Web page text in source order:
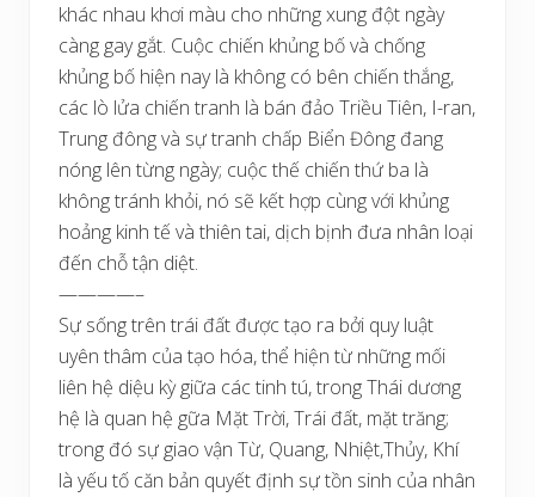
khác nhau khơi màu cho những xung đột ngày
càng gay gắt. Cuộc chiến khủng bố và chống
khủng bố hiện nay là không có bên chiến thắng,
các lò lửa chiến tranh là bán đảo Triều Tiên, I-ran,
Trung đông và sự tranh chấp Biển Đông đang
nóng lên từng ngày; cuộc thế chiến thứ ba là
không tránh khỏi, nó sẽ kết hợp cùng với khủng
hoảng kinh tế và thiên tai, dịch bịnh đưa nhân loại
đến chỗ tận diệt.
————–
Sự sống trên trái đất được tạo ra bởi quy luật
uyên thâm của tạo hóa, thể hiện từ những mối
liên hệ diệu kỳ giữa các tinh tú, trong Thái dương
hệ là quan hệ gữa Mặt Trời, Trái đất, mặt trăng;
trong đó sự giao vận Từ, Quang, Nhiệt,Thủy, Khí
là yếu tố căn bản quyết định sự tồn sinh của nhân